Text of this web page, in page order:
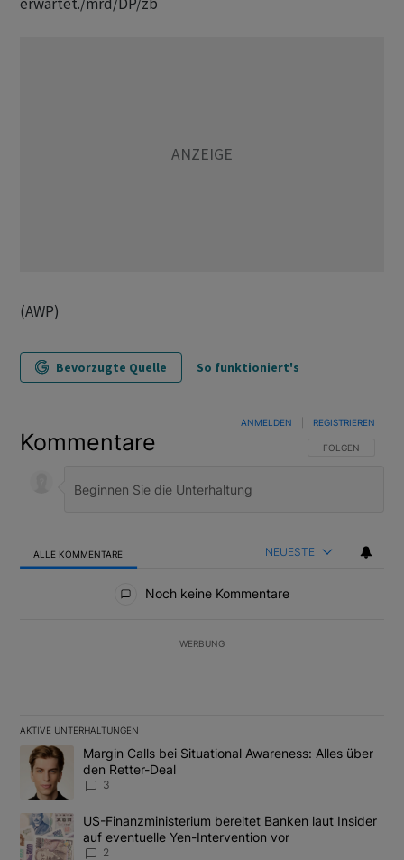
(AWP)
Bevorzugte Quelle So funktioniert's
Kommentare FOLGE DIESER
FOLGEN
ANMELDEN REGISTRIEREN
ALLE KOMMENTARE NEUESTE
Noch keine Kommentare
WERBUNG
AKTIVE UNTERHALTUNGEN
Das Folgende ist eine Liste der am meisten kommentierten
Ein Trendartikel mit dem Titel "Margin Calls bei Situational
Margin Calls bei Situational Awareness: Alles über
den Retter-Deal
3
Ein Trendartikel mit dem Titel "US-Finanzministerium bereitet
US-Finanzministerium bereitet Banken laut Insider
auf eventuelle Yen-Intervention vor
2